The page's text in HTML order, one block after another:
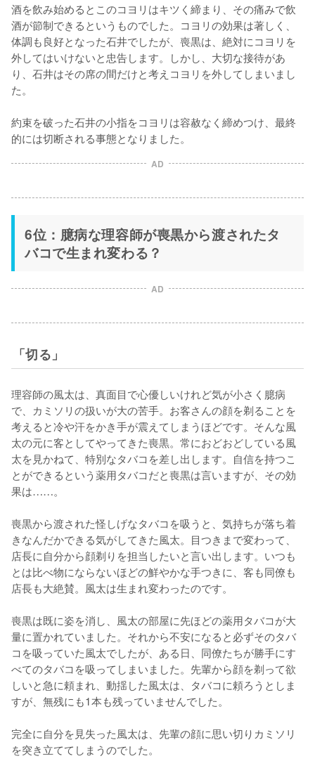
酒を飲み始めるとこのコヨリはキツく締まり、その痛みで飲
酒が節制できるというものでした。コヨリの効果は著しく、
体調も良好となった石井でしたが、喪黒は、絶対にコヨリを
外してはいけないと忠告します。しかし、大切な接待があ
り、石井はその席の間だけと考えコヨリを外してしまいまし
た。
約束を破った石井の小指をコヨリは容赦なく締めつけ、最終
的には切断される事態となりました。
AD
6位：臆病な理容師が喪黒から渡されたタ
バコで生まれ変わる？
AD
「切る」
理容師の風太は、真面目で心優しいけれど気が小さく臆病
で、カミソリの扱いが大の苦手。お客さんの顔を剃ることを
考えると冷や汗をかき手が震えてしまうほどです。そんな風
太の元に客としてやってきた喪黒。常におどおどしている風
太を見かねて、特別なタバコを差し出します。自信を持つこ
とができるという薬用タバコだと喪黒は言いますが、その効
果は……。
喪黒から渡された怪しげなタバコを吸うと、気持ちが落ち着
きなんだかできる気がしてきた風太。目つきまで変わって、
店長に自分から顔剃りを担当したいと言い出します。いつも
とは比べ物にならないほどの鮮やかな手つきに、客も同僚も
店長も大絶賛。風太は生まれ変わったのです。
喪黒は既に姿を消し、風太の部屋に先ほどの薬用タバコが大
量に置かれていました。それから不安になると必ずそのタバ
コを吸っていた風太でしたが、ある日、同僚たちが勝手にす
べてのタバコを吸ってしまいました。先輩から顔を剃って欲
しいと急に頼まれ、動揺した風太は、タバコに頼ろうとしま
すが、無残にも1本も残っていませんでした。
完全に自分を見失った風太は、先輩の顔に思い切りカミソリ
を突き立ててしまうのでした。